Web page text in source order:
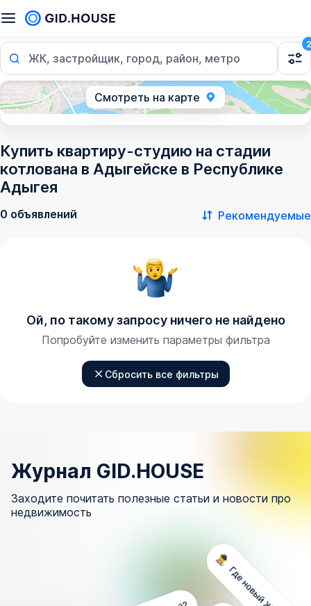
ЖК, застройщик, город, район, метро
2
Смотреть на карте
Купить квартиру-студию на стадии
котлована в Адыгейске в Республике
Адыгея
0 объявлений Рекомендуемые
Ой, по такому запросу ничего не найдено
Попробуйте изменить параметры фильтра
Сбросить все фильтры
Журнал GID.HOUSE
Заходите почитать полезные статьи и новости про
недвижимость